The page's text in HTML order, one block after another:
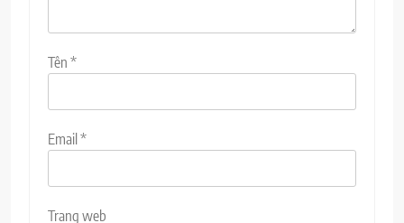
Tên *
Email*
Trang web